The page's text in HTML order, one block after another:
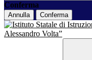
Conferma
Annulla Conferma